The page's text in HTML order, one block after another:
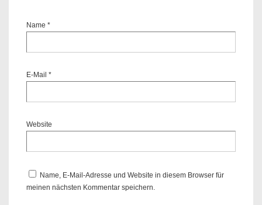
Name *
E-Mail *
Website
Name, E-Mail-Adresse und Website in diesem Browser für
meinen nächsten Kommentar speichern.